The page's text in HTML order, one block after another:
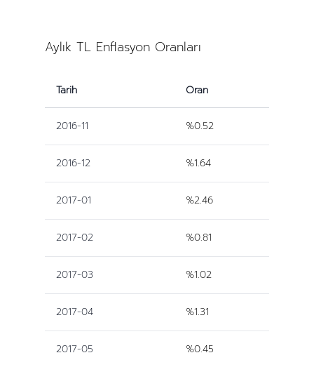
Aylık TL Enflasyon Oranları
Tarih Oran
2016-11 %0.52
2016-12 %1.64
2017-01 %2.46
2017-02 %0.81
2017-03 %1.02
2017-04 %1.31
2017-05 %0.45